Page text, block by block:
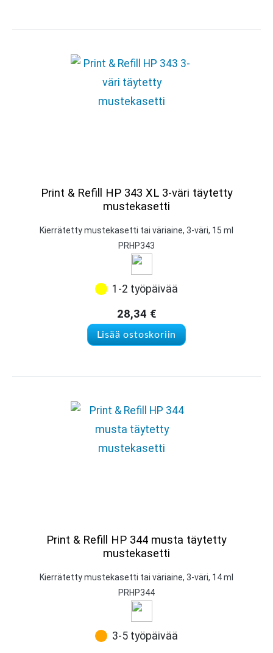
Print & Refill HP 343 XL 3-väri täytetty
mustekasetti
Kierrätetty mustekasetti tai väriaine, 3-väri, 15 ml
PRHP343
1-2 työpäivää
28,34 €
Lisää ostoskoriin
Print & Refill HP 344 musta täytetty
mustekasetti
Kierrätetty mustekasetti tai väriaine, 3-väri, 14 ml
PRHP344
3-5 työpäivää